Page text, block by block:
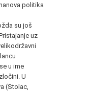
politika
su još
uz
u ime
U
(Stolac,